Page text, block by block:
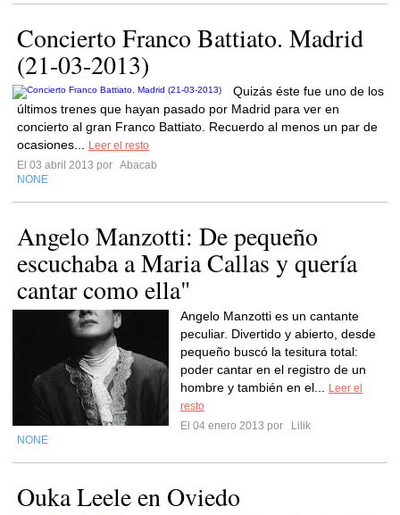
Concierto Franco Battiato. Madrid
(21-03-2013)
Quizás éste fue uno de los
últimos trenes que hayan pasado por Madrid para ver en
concierto al gran Franco Battiato. Recuerdo al menos un par de
ocasiones...
Leer el resto
El 03 abril 2013 por Abacab
NONE
Angelo Manzotti: De pequeño
escuchaba a Maria Callas y quería
cantar como ella"
Angelo Manzotti es un cantante
peculiar. Divertido y abierto, desde
pequeño buscó la tesitura total:
poder cantar en el registro de un
hombre y también en el...
Leer el
resto
El 04 enero 2013 por
Lilik
NONE
Ouka Leele en Oviedo